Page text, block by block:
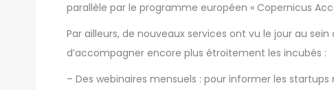
parallèle par le programme européen « Copernicus
Par ailleurs, de nouveaux services ont vu le jour au sein
d’accompagner encore plus étroitement les incubés :
– Des webinaires mensuels : pour informer les